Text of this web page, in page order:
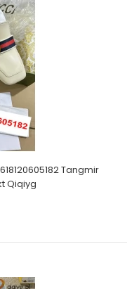
Tangmir
Qiqiyg